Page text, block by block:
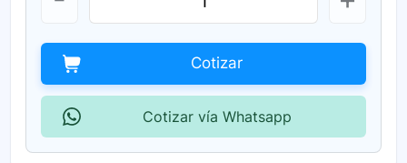
Cotizar
Cotizar vía Whatsapp